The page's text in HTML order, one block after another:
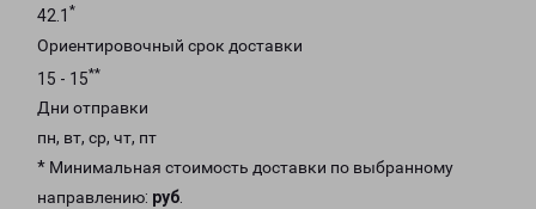
42.1 *
Ориентировочный срок доставки
15 - 15**
Дни отправки
пн, вт, ср, чт, пт
* Минимальная стоимость доставки по выбранному
направлению: руб.